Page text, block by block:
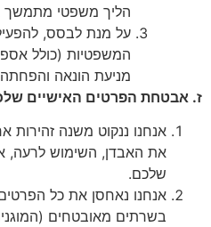
הליך משפטי מתמשך או
על מנת לבסס, להפעיל, או
המשפטיות (כולל
מניעת הונאה והפחתה
הפרטים האישיים שלכם
אנחנו ננקוט משנה זהירות
את האבדן, השימוש לרעה, או
שלכם.
אנחנו נאחסן את כל הפרטים
בשרתים מאובטחים (המוגנים